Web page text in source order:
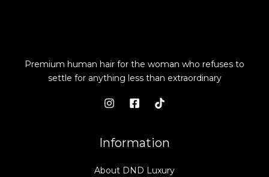
Premium human hair for the woman who refuses to
settle for anything less than extraordinary
Information
About DND Luxury